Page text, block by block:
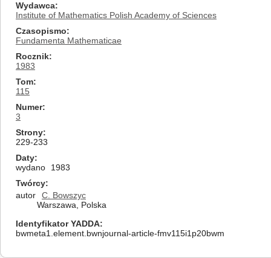
Wydawca
Institute of Mathematics Polish Academy of Sciences
Czasopismo
Fundamenta Mathematicae
Rocznik
1983
Tom
115
Numer
3
Strony
229-233
Daty
wydano
1983
Twórcy
autor
C. Bowszyc
Warszawa, Polska
Identyfikator YADDA
bwmeta1.element.bwnjournal-article-fmv115i1p20bwm